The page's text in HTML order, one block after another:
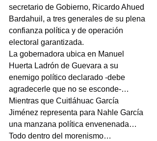
secretario de Gobierno, Ricardo Ahued
Bardahuil, a tres generales de su plena
confianza política y de operación
electoral garantizada.
La gobernadora ubica en Manuel
Huerta Ladrón de Guevara a su
enemigo político declarado -debe
agradecerle que no se esconde-…
Mientras que Cuitláhuac García
Jiménez representa para Nahle García
una manzana política envenenada…
Todo dentro del morenismo…